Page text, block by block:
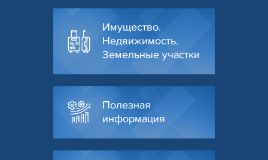
Имущество.
Недвижимость.
Земельные участки
Полезная
информация